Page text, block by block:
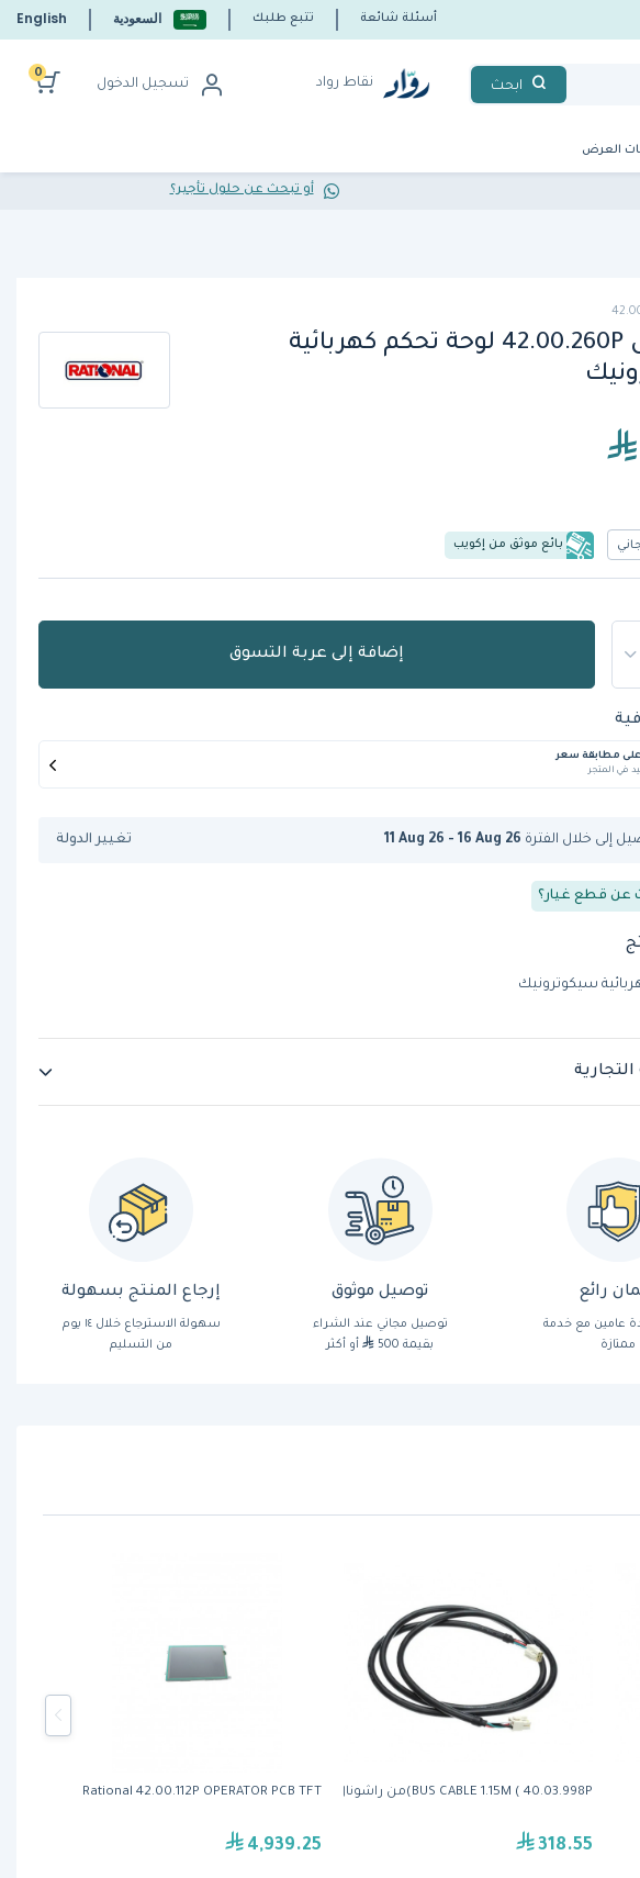
أسئلة شائعة تتبع طلبك السعودية English
ابحث نقاط رواد تسجيل الدخول
0
العرض
أو تبحث عن حلول تأجير؟
راشونال 42.00.260P لوحة تحكم كهربائية
بائع موثق من إكويب
إضافة إلى عربة التسوق
مطابقة سعر
إلى خلال الفترة 11 Aug 26 - 16 Aug 26 تغيير الدولة
عن قطع غيار؟
سيكوترونيك
رائع
عامين مع خدمة
ممتازة
توصيل موثوق
توصيل مجاني عند الشراء
بقيمة 500
أو أكثر
إرجاع المنتج بسهولة
سهولة الاسترجاع خلال ١٤ يوم
من التسليم
Rational 42.00.112P OPERATOR PCB TFT
4,939.25
BUS CABLE 1.15M ( 40.03.998P)من راشونال
318.55